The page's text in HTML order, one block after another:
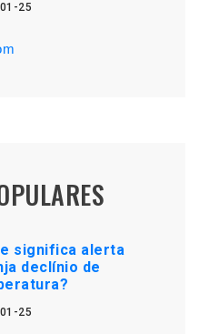
25
significa alerta
declínio de
25